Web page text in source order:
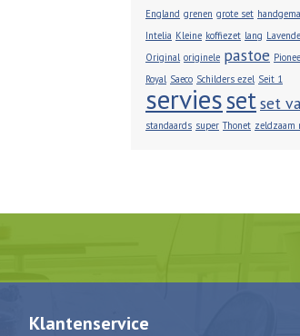
England grenen grote set
Intelia Kleine koffiezet lang
Original originele pastoe
Royal Saeco Schilders ezel Seit 1
serviessetset
standaards super Thonet zeldzaam
Klantenservice